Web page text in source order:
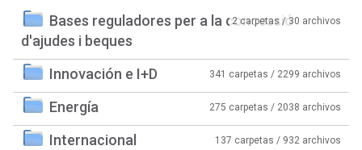
Bases reguladores per a la concessió
d'ajudes i beques
2 carpetas / 30 archivos
Innovación e I+D 341 carpetas / 2299 archivos
Energía 275 carpetas / 2038 archivos
Internacional 137 carpetas / 932 archivos